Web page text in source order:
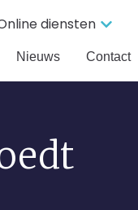
diensten
Nieuws Contact